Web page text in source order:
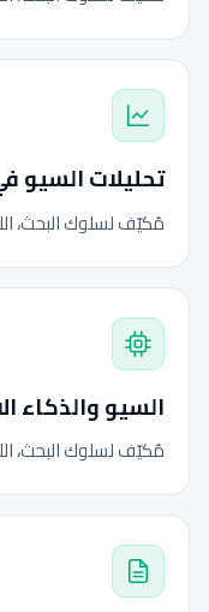
تحليلات السيو
مُكيّف لسلوك البحث،
السيو والذكاء
مُكيّف لسلوك البحث،